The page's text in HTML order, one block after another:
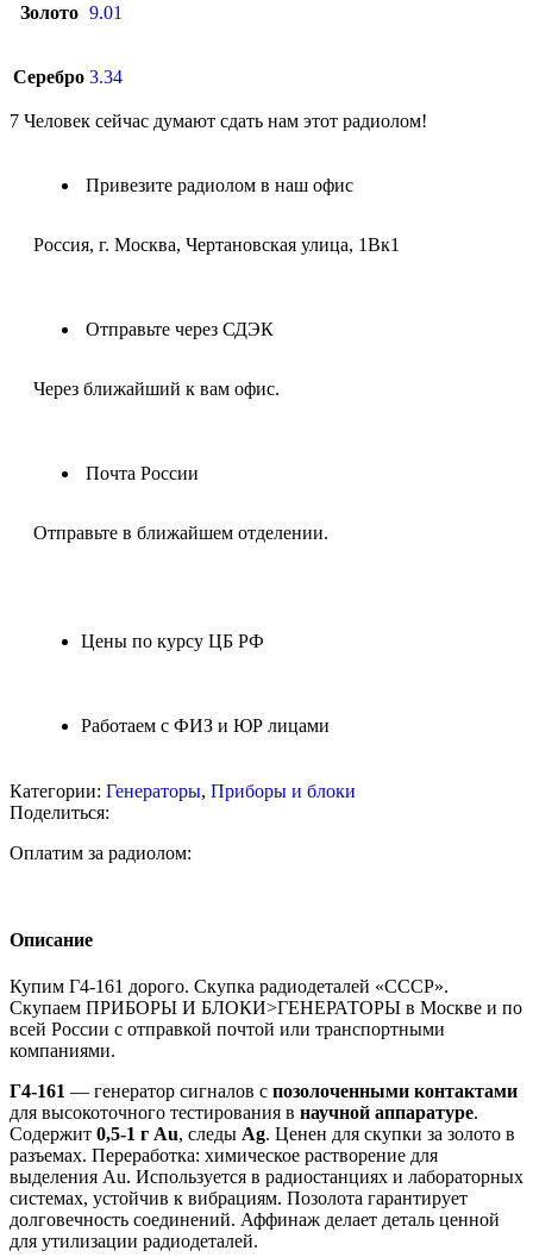
Золото 9.01
Серебро 3.34
7 Человек сейчас думают сдать нам этот радиолом!
Привезите радиолом в наш офис
Россия, г. Москва, Чертановская улица, 1Вк1
Отправьте через СДЭК
Через ближайший к вам офис.
Почта России
Отправьте в ближайшем отделении.
Цены по курсу ЦБ РФ
Работаем с ФИЗ и ЮР лицами
Категории: Генераторы, Приборы и блоки
Поделиться:
Оплатим за радиолом:
Описание
Купим Г4-161 дорого. Скупка радиодеталей «СССР».
Скупаем ПРИБОРЫ И БЛОКИ>ГЕНЕРАТОРЫ в Москве и по
всей России с отправкой почтой или транспортными
компаниями.
Г4-161 — генератор сигналов с позолоченными контактами
для высокоточного тестирования в научной аппаратуре.
Содержит 0,5-1 г Au, следы Ag. Ценен для скупки за золото в
разъемах. Переработка: химическое растворение для
выделения Au. Используется в радиостанциях и лабораторных
системах, устойчив к вибрациям. Позолота гарантирует
долговечность соединений. Аффинаж делает деталь ценной
для утилизации радиодеталей.